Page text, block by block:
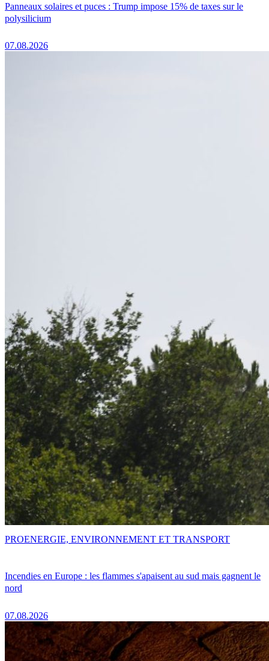
Panneaux solaires et puces : Trump impose 15% de taxes sur le
polysilicium
07.08.2026
Incendies en Europe : les flammes s'apaisent au sud mais gagnent le
nord
07.08.2026
PROENERGIE, ENVIRONNEMENT ET TRANSPORT